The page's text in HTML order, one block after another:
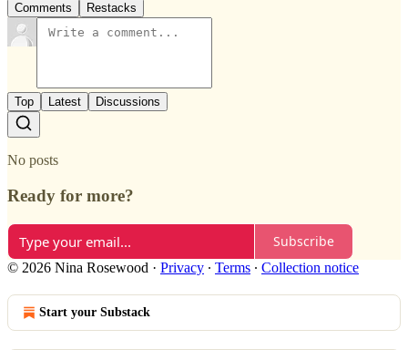
Comments Restacks
Top Latest Discussions
No posts
Ready for more?
Subscribe
© 2026 Nina Rosewood · Privacy ∙ Terms ∙ Collection notice
Start your Substack